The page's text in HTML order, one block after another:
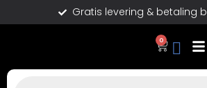
Gratis levering & betaling
0